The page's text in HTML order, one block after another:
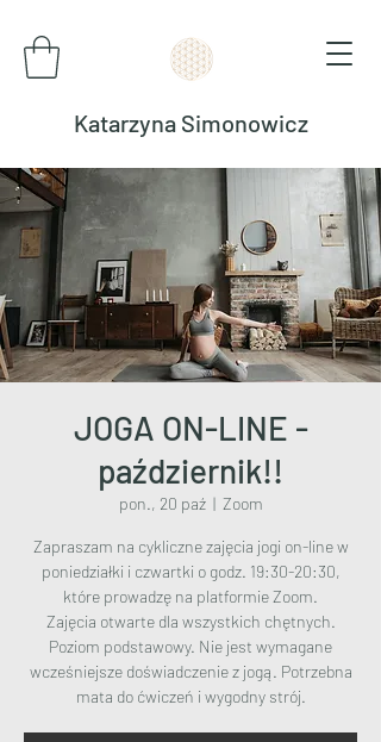
Katarzyna Simonowicz
JOGA ON-LINE -
październik!!
pon., 20 paź
  |
Zoom
Zapraszam na cykliczne zajęcia jogi on-line w
poniedziałki i czwartki o godz. 19:30-20:30,
które prowadzę na platformie Zoom.
Zajęcia otwarte dla wszystkich chętnych.
Poziom podstawowy. Nie jest wymagane
wcześniejsze doświadczenie z jogą. Potrzebna
mata do ćwiczeń i wygodny strój.